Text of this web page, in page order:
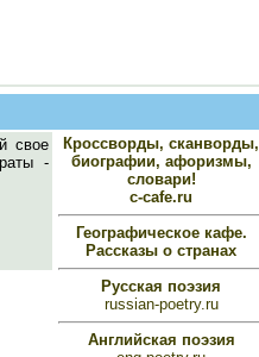
свое
-
Кроссворды, сканворды,
биографии, афоризмы,
словари!
c-cafe.ru
Географическое кафе.
Рассказы о странах
Русская поэзия
russian-poetry.ru
Английская поэзия